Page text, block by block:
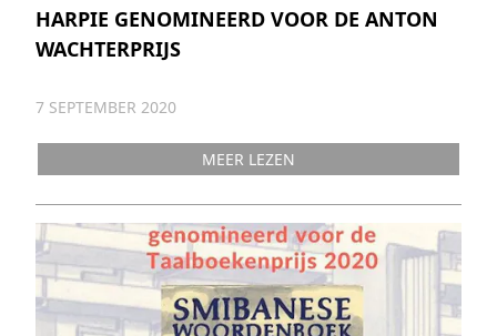
HARPIE GENOMINEERD VOOR DE ANTON
WACHTERPRIJS
7 SEPTEMBER 2020
MEER LEZEN